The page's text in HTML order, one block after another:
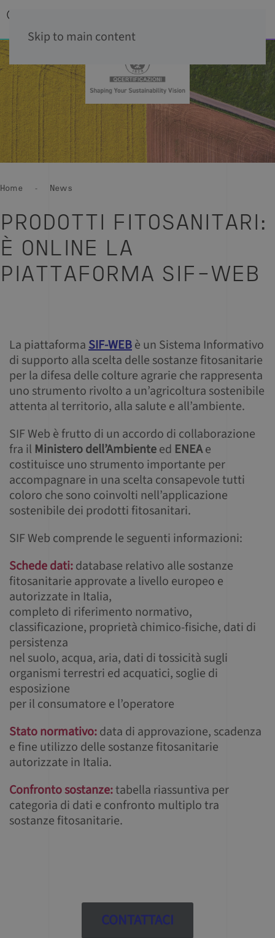
Skip to main content
Home News
PRODOTTI FITOSANITARI:
È ONLINE LA
PIATTAFORMA SIF-WEB
La piattaformaSIF-WEBè un Sistema Informativo
di supporto alla scelta delle sostanze fitosanitarie
per la difesa delle colture agrarie che rappresenta
uno strumento rivolto a un’agricoltura sostenibile
attenta al territorio, alla salute e all’ambiente.
SIF Web è frutto di un accordo di collaborazione
fra il Ministero dell’Ambienteed ENEAe
costituisce uno strumento importante per
accompagnare in una scelta consapevole tutti
coloro che sono coinvolti nell’applicazione
sostenibile dei prodotti fitosanitari.
SIF Web comprende le seguenti informazioni:
Schede dati:database relativo alle sostanze
fitosanitarie approvate a livello europeo e
autorizzate in Italia,
completo di riferimento normativo,
classificazione, proprietà chimico-fisiche, dati di
persistenza
nel suolo, acqua, aria, dati di tossicità sugli
organismi terrestri ed acquatici, soglie di
esposizione
per il consumatore e l’operatore
Stato normativo:data di approvazione, scadenza
e fine utilizzo delle sostanze fitosanitarie
autorizzate in Italia.
Confronto sostanze:tabella riassuntiva per
categoria di dati e confronto multiplo tra
sostanze fitosanitarie.
CONTATTACI